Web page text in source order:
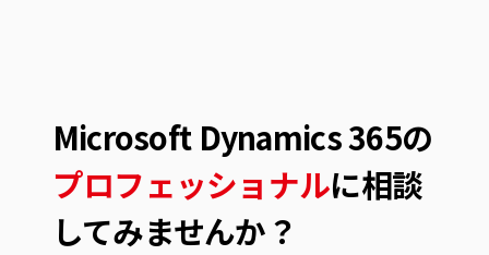
Microsoft Dynamics 365の
プロフェッショナルに相談
してみませんか？